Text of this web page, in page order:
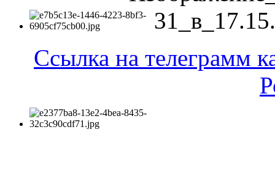
Ссылка на телеграмм